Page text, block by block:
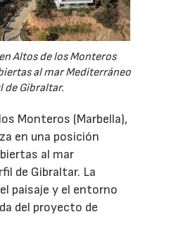
Altos de los Monteros
al mar Mediterráneo
de Gibraltar.
Monteros (Marbella),
en una posición
al mar
de Gibraltar. La
paisaje y el entorno
del proyecto de